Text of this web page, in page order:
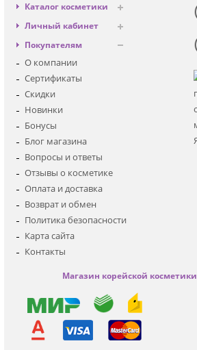
Каталог косметики
Антивозрастная
Декоративная
Для глаз
Для тела
Наборы
Детская
Личный кабинет
Вход
Регистрация
Покупателям
О компании
Сертификаты
Скидки
Новинки
Бонусы
Блог магазина
Вопросы и ответы
Отзывы о косметике
Оплата и доставка
Возврат и обмен
Политика безопасности
Карта сайта
Контакты
Магазин корейской косметики